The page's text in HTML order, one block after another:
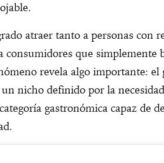
atraer tanto a personas con
consumidores que simplemente
revela algo importante: el
nicho definido por la
gastronómica capaz de